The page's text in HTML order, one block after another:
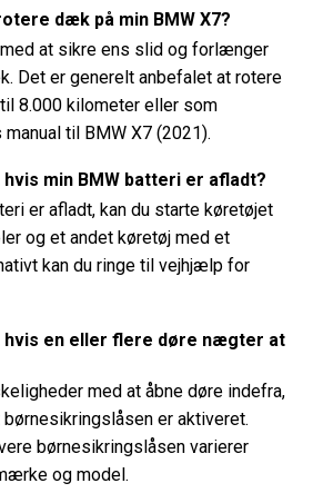
dæk på min BMW X7?
at sikre ens slid og forlænger
Det er generelt anbefalet at rotere
8.000 kilometer eller som
til BMW X7 (2021).
min BMW batteri er afladt?
er afladt, kan du starte køretøjet
og et andet køretøj med et
kan du ringe til vejhjælp for
hvis en eller flere døre nægter at
med at åbne døre indefra,
er aktiveret.
børnesikringslåsen varierer
og model.